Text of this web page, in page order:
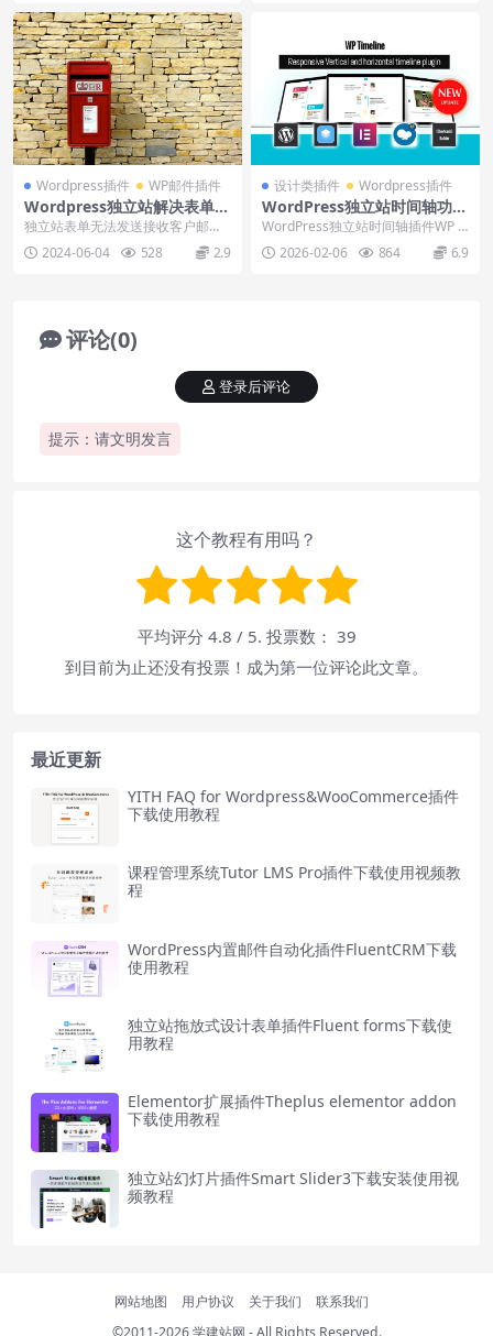
Wordpress插件 WP邮件插件
Wordpress独立站解决表单无
法发送邮件SMTP配置
独立站表单无法发送接收客户邮
件，通过本教程的学习如果配置SM
TP，修复表单无法收...
2024-06-04 528 2.9
设计类插件 Wordpress插件
WordPress独立站时间轴功能
插件WP Timeline下载使用视
WordPress独立站时间轴插件WP Ti
meline下载安装使用视频教程，
可...2026-02-06 864 6.9
评论(0)
提示：请文明发言
登录后评论
这个教程有用吗？
平均评分 4.8 / 5. 投票数： 39
到目前为止还没有投票！成为第一位评论此文章。
最近更新
YITH FAQ for Wordpress&WooCommerce插件
下载使用教程
课程管理系统Tutor LMS Pro插件下载使用视频教
程
WordPress内置邮件自动化插件FluentCRM下载
使用教程
独立站拖放式设计表单插件Fluent forms下载使
用教程
Elementor扩展插件Theplus elementor addon
下载使用教程
独立站幻灯片插件Smart Slider3下载安装使用视
频教程
网站地图 用户协议 关于我们
联系我们